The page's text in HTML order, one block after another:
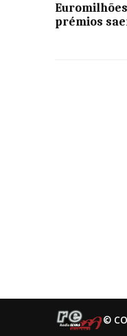
prémios
©